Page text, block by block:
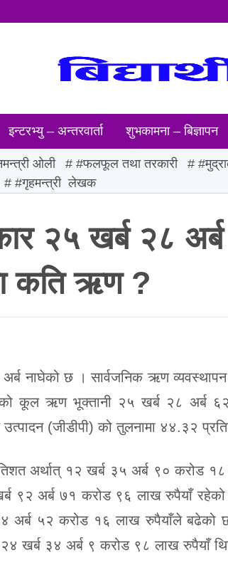
इन्टरभ्यु – अन्तरवार्ता शुभकामना – बिज्ञापन
ओली #फलफूल तथा तरकारी
#गृहमन्त्री लेखक
२५ खर्ब २८ अर्ब
कति ऋण ?
नाघेको छ । सार्वजनिक ऋण व्यवस्थापन
कूल ऋण भूक्तानी २५ खर्ब २८ अर्ब
उत्पादन (जीडीपी) को तुलनामा ४४.३२
अर्थात् १२ खर्ब ३५ अर्ब ९० करोड
९२ अर्ब ७१ करोड ९६ लाख रुपैयाँ
अर्ब ५२ करोड १६ लाख रुपैयाँले
खर्ब ३४ अर्ब ९ करोड ९८ लाख रुपैयाँ